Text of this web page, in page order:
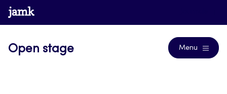
Siirry
suoraan
www.jamk.fi
Open stage Menu